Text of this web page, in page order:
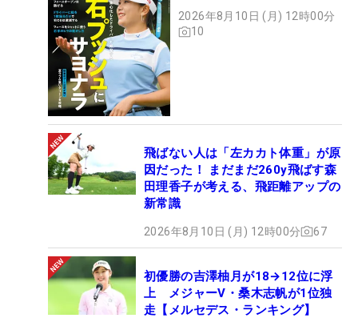
2026年8月10日 (月) 12時00分
10
飛ばない人は「左カカト体重」が原
因だった！ まだまだ260y飛ばす森
田理香子が考える、飛距離アップの
新常識
2026年8月10日 (月) 12時00分 67
初優勝の吉澤柚月が18→12位に浮
上 メジャーV・桑木志帆が1位独
走【メルセデス・ランキング】